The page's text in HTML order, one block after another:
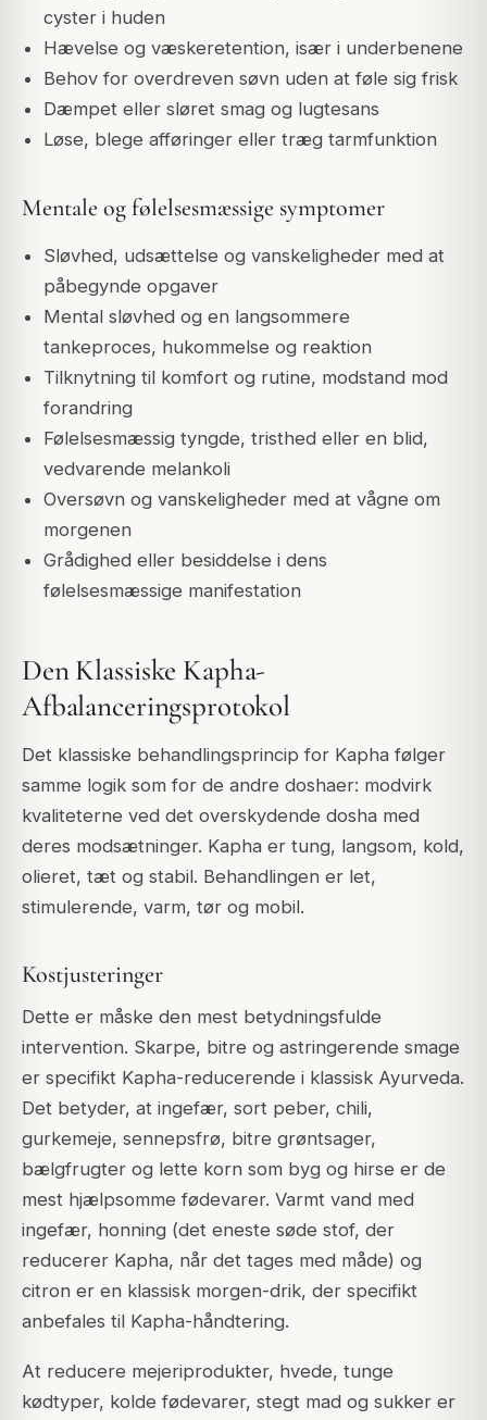
cyster i huden
Hævelse og væskeretention, især i underbenene
Behov for overdreven søvn uden at føle sig frisk
Dæmpet eller sløret smag og lugtesans
Løse, blege afføringer eller træg tarmfunktion
Mentale og følelsesmæssige symptomer
Sløvhed, udsættelse og vanskeligheder med at
påbegynde opgaver
Mental sløvhed og en langsommere
tankeproces, hukommelse og reaktion
Tilknytning til komfort og rutine, modstand mod
forandring
Følelsesmæssig tyngde, tristhed eller en blid,
vedvarende melankoli
Oversøvn og vanskeligheder med at vågne om
morgenen
Grådighed eller besiddelse i dens
følelsesmæssige manifestation
Den Klassiske Kapha-
Afbalanceringsprotokol
Det klassiske behandlingsprincip for Kapha følger
samme logik som for de andre doshaer: modvirk
kvaliteterne ved det overskydende dosha med
deres modsætninger. Kapha er tung, langsom, kold,
olieret, tæt og stabil. Behandlingen er let,
stimulerende, varm, tør og mobil.
Kostjusteringer
Dette er måske den mest betydningsfulde
intervention. Skarpe, bitre og astringerende smage
er specifikt Kapha-reducerende i klassisk Ayurveda.
Det betyder, at ingefær, sort peber, chili,
gurkemeje, sennepsfrø, bitre grøntsager,
bælgfrugter og lette korn som byg og hirse er de
mest hjælpsomme fødevarer. Varmt vand med
ingefær, honning (det eneste søde stof, der
reducerer Kapha, når det tages med måde) og
citron er en klassisk morgen-drik, der specifikt
anbefales til Kapha-håndtering.
At reducere mejeriprodukter, hvede, tunge
kødtyper, kolde fødevarer, stegt mad og sukker er